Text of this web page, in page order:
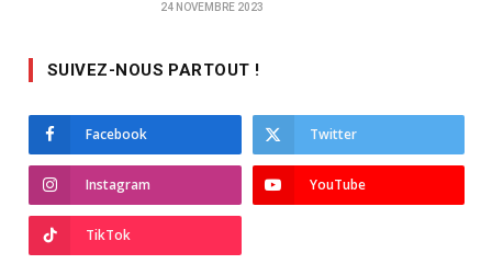
24 NOVEMBRE 2023
SUIVEZ-NOUS PARTOUT !
Facebook Twitter
Instagram YouTube
TikTok